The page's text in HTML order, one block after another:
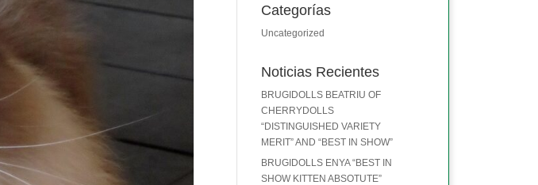
Categorías
Uncategorized
Noticias Recientes
BRUGIDOLLS BEATRIU OF
CHERRYDOLLS
“DISTINGUISHED VARIETY
MERIT” AND “BEST IN SHOW”
BRUGIDOLLS ENYA “BEST IN
SHOW KITTEN ABSOTUTE”